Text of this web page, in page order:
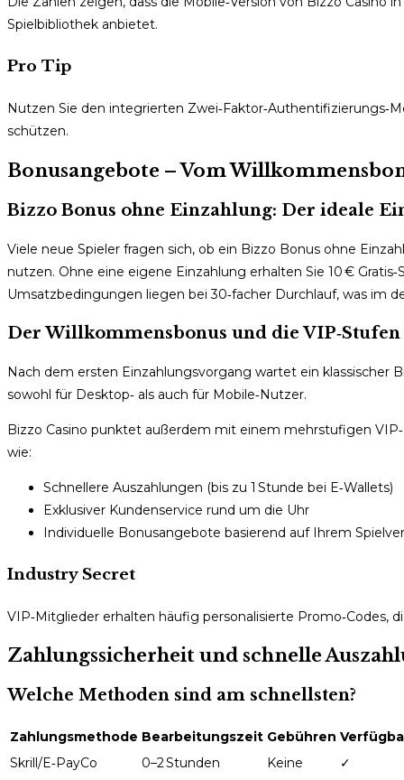
Spielbibliothek anbietet.
Pro Tip
Nutzen Sie den integrierten
schützen.
Bonusangebote – Vom
Bizzo Bonus ohne Einzahlung: Der ideale
Viele neue Spieler fragen sich, ob ein Bizzo Bonus ohne
nutzen. Ohne eine eigene Einzahlung erhalten Sie 10 €
Umsatzbedingungen liegen bei 30‑facher Durchlauf, was im
Der Willkommensbonus und die VIP‑Stufen
Nach dem ersten Einzahlungsvorgang wartet ein klassischer
sowohl für Desktop‑ als auch für Mobile‑Nutzer.
Bizzo Casino punktet außerdem mit einem mehrstufigen
wie:
Schnellere Auszahlungen (bis zu 1 Stunde bei E‑Wallets)
Exklusiver Kundenservice rund um die Uhr
Individuelle Bonusangebote basierend auf Ihrem
Industry Secret
VIP‑Mitglieder erhalten häufig personalisierte Promo‑Codes,
Zahlungssicherheit und schnelle
Welche Methoden sind am schnellsten?
Zahlungsmethode Bearbeitungszeit Gebühren
Skrill/E‑PayCo
0–2 Stunden Keine
✓